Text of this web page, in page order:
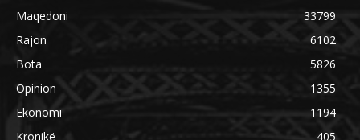
Maqedoni
33799
Rajon
6102
Bota
5826
Opinion
1355
Ekonomi
1194
Kronikë
405